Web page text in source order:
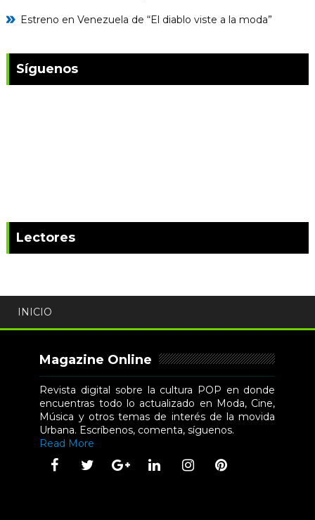
Estreno en Venezuela de “El diablo viste a la moda”
Síguenos
Lectores
INICIO
Magazine Online
Revista digital sobre la cultura POP en donde
encuentras todo lo actualizado en Moda, Cine,
Música y otros temas de interés de la movida
Urbana. Escríbenos, comenta, síguenos.
Read More